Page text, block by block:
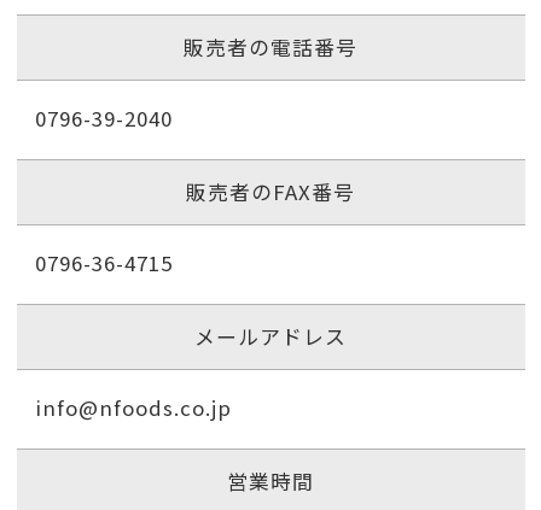
販売者の電話番号
0796-39-2040
販売者のFAX番号
0796-36-4715
メールアドレス
info@nfoods.co.jp
営業時間